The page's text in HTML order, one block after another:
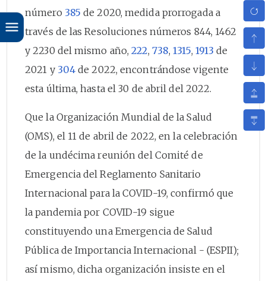
número 385 de 2020, medida prorrogada a
través de las Resoluciones números 844, 1462
y 2230 del mismo año,222, 738,1315, 1913 de
2021 y 304 de 2022, encontrándose vigente
esta última, hasta el 30 de abril del 2022.
Que la Organización Mundial de la Salud
(OMS), el 11 de abril de 2022, en la celebración
de la undécima reunión del Comité de
Emergencia del Reglamento Sanitario
Internacional para la COVID-19, confirmó que
la pandemia por COVID-19 sigue
constituyendo una Emergencia de Salud
Pública de Importancia Internacional - (ESPII);
así mismo, dicha organización insiste en el